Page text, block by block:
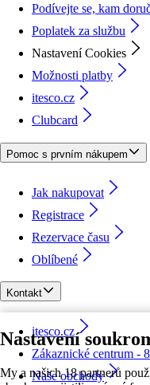
Nastavení
My a našich 18 partnerů
Podívejte se, kam
Poplatek za službu
Nastavení Cookies
Možnosti platby
itesco.cz
Clubcard
Pomoc s prvním nákupem
Jak nakupovat
Registrace
Rezervace času
Oblíbené
Kontakt
itesco.cz
Zákaznické centrum -
Naše obchody